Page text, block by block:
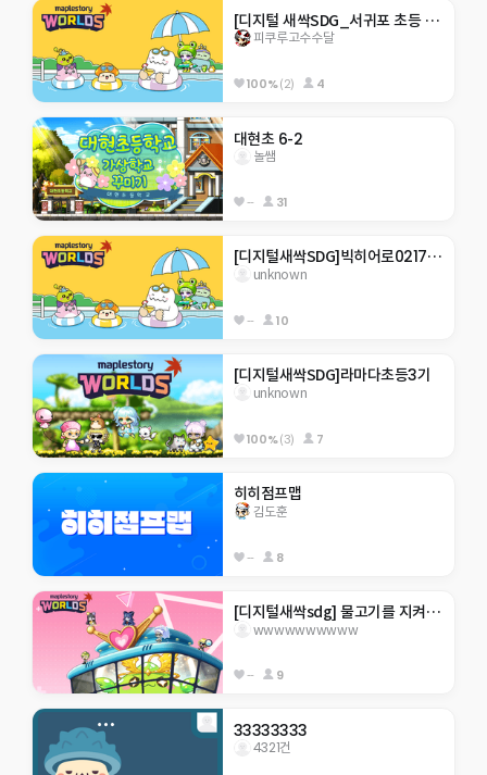
[디지털 새싹SDG_서귀포 초등 4기]히든 서귀포 아무도 못깨는 점프맵
피쿠루고수수달
100%(2) 4
대현초 6-2
놀쌤
-- 31
[디지털새싹SDG]빅히어로0217 한라대 재미있는 게임맵  . ..을 깰수있을거라 생각하나
unknown
-- 10
[디지털새싹SDG]라마다초등3기
unknown
100%(3) 7
히히점프맵
김도훈
-- 8
[디지털새싹sdg] 물고기를 지켜주새오 ㅎㅎ
wwwwwwwwww
-- 9
33333333
4321건